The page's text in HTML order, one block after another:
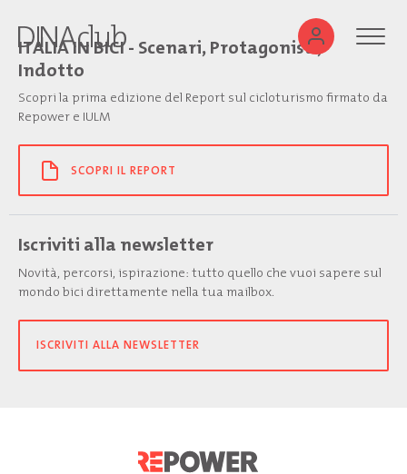
ITALIA IN BICI - Scenari, Protagonisti,
Indotto
Scopri la prima edizione del Report sul cicloturismo firmato da
Repower e IULM
SCOPRI IL REPORT
Iscriviti alla newsletter
Novità, percorsi, ispirazione: tutto quello che vuoi sapere sul
mondo bici direttamente nella tua mailbox.
ISCRIVITI ALLA NEWSLETTER